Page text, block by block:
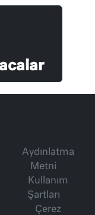
Aydınlatma
Metni
Kullanım
Şartları
Çerez